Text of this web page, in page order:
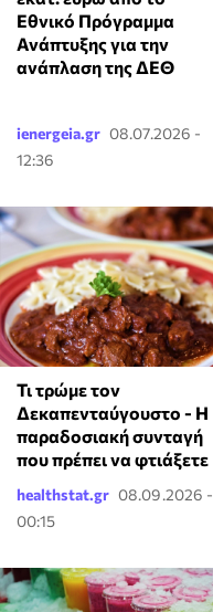
Εθνικό Πρόγραμμα
Ανάπτυξης για την
ανάπλαση της ΔΕΘ
ienergeia.gr 08.07.2026 -
12:36
Τι τρώμε τον
Δεκαπενταύγουστο - Η
παραδοσιακή συνταγή
που πρέπει να φτιάξετε
healthstat.gr 08.09.2026 -
00:15